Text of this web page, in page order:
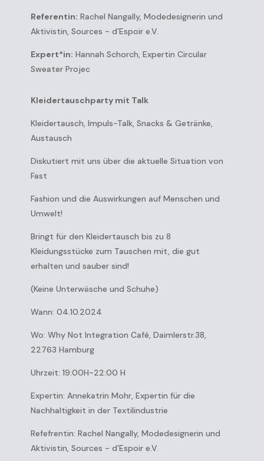
Referentin: Rachel Nangally, Modedesignerin und
Aktivistin, Sources - d’Espoir e.V.
Expert*in: Hannah Schorch, Expertin Circular
Sweater Projec
Kleidertauschparty mit Talk
Kleidertausch, Impuls-Talk, Snacks & Getränke,
Austausch
Diskutiert mit uns über die aktuelle Situation von
Fast
Fashion und die Auswirkungen auf Menschen und
Umwelt!
Bringt für den Kleidertausch bis zu 8
Kleidungsstücke zum Tauschen mit, die gut
erhalten und sauber sind!
(Keine Unterwäsche und Schuhe)
Wann: 04.10.2024
Wo: Why Not Integration Café, Daimlerstr.38,
22763 Hamburg
Uhrzeit: 19:00H-22:00 H
Expertin: Annekatrin Mohr, Expertin für die
Nachhaltigkeit in der Textilindustrie
Refefrentin: Rachel Nangally, Modedesignerin und
Aktivistin, Sources - d’Espoir e.V.